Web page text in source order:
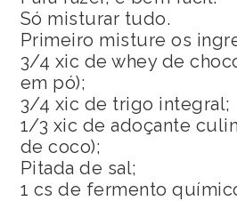
Só misturar tudo.
Primeiro misture os
3/4 xic de whey de
em pó);
3/4 xic de trigo integral;
1/3 xic de adoçante
de coco);
Pitada de sal;
1 cs de fermento